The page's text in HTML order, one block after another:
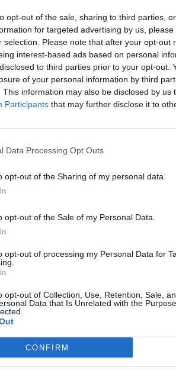
opt-out of the sale, sharing to third parties,
for targeted advertising by us,
selection. Please note that after your opt-out
interest-based ads based on personal
to third parties prior to your opt-out.
of your personal information by third
This information may also be disclosed by us
Participants that may further disclose it to
Data Processing Opt Outs
opt-out of the Sharing of my personal data.
opt-out of the Sale of my Personal Data.
opt-out of processing my Personal Data for
opt-out of Collection, Use, Retention, Sale,
Data that Is Unrelated with the
CONFIRM
orai Lietuvoje orai pajūryje
–
kasdienybė – priekabiavimas,
Aukštaitijos pučiamųjų